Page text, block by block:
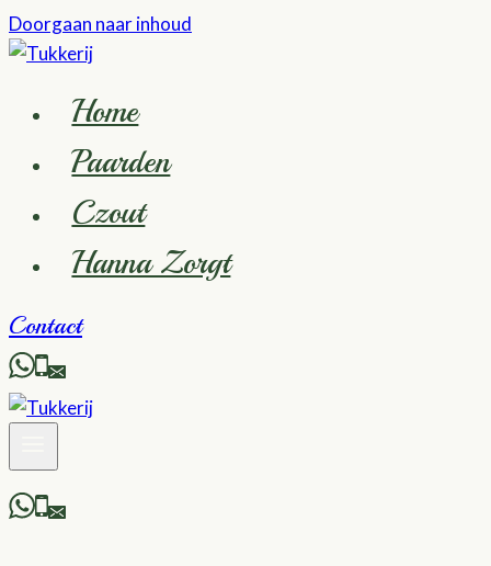
Doorgaan naar inhoud
Home
Paarden
Czout
Hanna Zorgt
Contact